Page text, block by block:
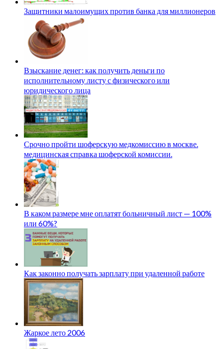
Защитники малоимущих против банка для миллионеров
Взыскание денег: как получить деньги по
исполнительному листу с физического или
юридического лица
Срочно пройти шоферскую медкомиссию в москве.
медицинская справка шоферской комиссии.
В каком размере мне оплатят больничный лист — 100%
или 60%?
Как законно получать зарплату при удаленной работе
Жаркое лето 2006